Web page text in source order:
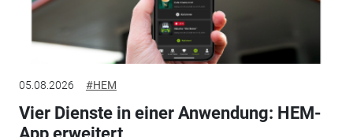
05.08.2026 #HEM
Vier Dienste in einer Anwendung: HEM-